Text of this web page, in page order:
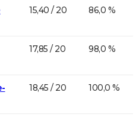
15,40 / 20 86,0 %
17,85 / 20 98,0 %
18,45 / 20 100,0 %